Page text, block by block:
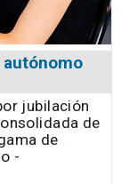
jubilación
de
de
-